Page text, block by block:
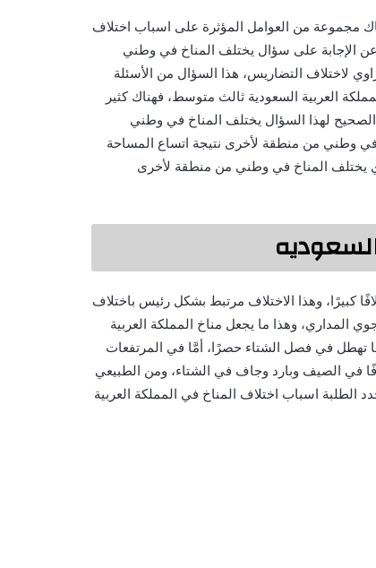
مجموعة من العوامل المؤثرة على اسباب اختلاف
عن الإجابة على سؤال يختلف المناخ في وطني
لاختلاف التضاريس، هذا السؤال من الأسئلة
العربية السعودية ثالث متوسط، فهناك كثير
لهذا السؤال يختلف المناخ في وطني
في وطني من منطقة لأخرى نتيجة اتساع المساحة
يختلف المناخ في وطني من منطقة لأخرى
كبيرًا، وهذا الاختلاف مرتبط بشكل رئيس باختلاف
المداري، وهذا ما يجعل مناخ المملكة العربية
ما تهطل في فصل الشتاء حصرًا، أمَّا في المرتفعات
في الصيف وبارد وجاف في الشتاء، ومن الطبيعي
اسباب اختلاف المناخ في المملكة العربية